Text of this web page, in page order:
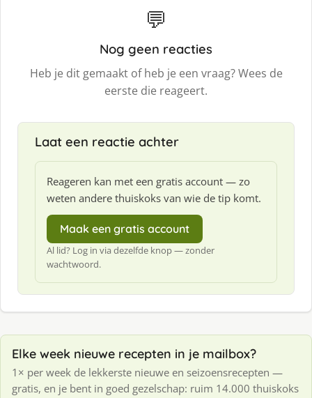
💬
Nog geen reacties
Heb je dit gemaakt of heb je een vraag? Wees de
eerste die reageert.
Laat een reactie achter
Reageren kan met een gratis account — zo
weten andere thuiskoks van wie de tip komt.
Maak een gratis account
Al lid? Log in via dezelfde knop — zonder
wachtwoord.
Elke week nieuwe recepten in je mailbox?
1× per week de lekkerste nieuwe en seizoensrecepten —
gratis, en je bent in goed gezelschap: ruim 14.000 thuiskoks